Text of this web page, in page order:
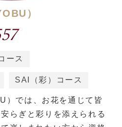
）
ース
SAI（彩）コース
）では、お花を通じて皆
らぎと彩りを添えられる